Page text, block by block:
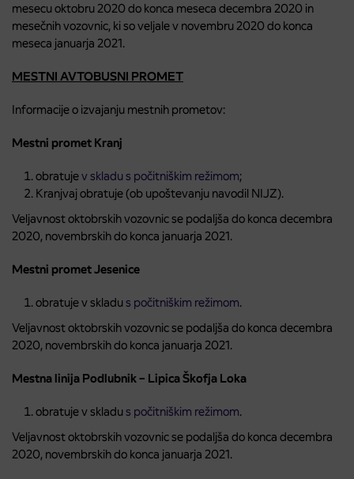
mesecu oktobru 2020 do konca meseca decembra 2020 in
mesečnih vozovnic, ki so veljale v novembru 2020 do konca
meseca januarja 2021.
MESTNI AVTOBUSNI PROMET
Informacije o izvajanju mestnih prometov:
Mestni promet Kranj
obratujev skladu s počitniškim režimom;
Kranjvaj obratuje (ob upoštevanju navodil NIJZ).
Veljavnost oktobrskih vozovnic se podaljša do konca decembra
2020, novembrskih do konca januarja 2021.
Mestni promet Jesenice
obratuje v skladu s počitniškim režimom.
Veljavnost oktobrskih vozovnic se podaljša do konca decembra
2020, novembrskih do konca januarja 2021.
Mestna linija Podlubnik – Lipica Škofja Loka
obratuje v skladu s počitniškim režimom.
Veljavnost oktobrskih vozovnic se podaljša do konca decembra
2020, novembrskih do konca januarja 2021.